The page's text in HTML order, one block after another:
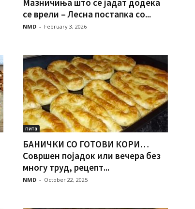
Мазничиња што се јадат додека
се врели – Лесна постапка со...
NMD - February 3, 2026
пита
БАНИЧКИ СО ГОТОВИ КОРИ…
Совршен појадок или вечера без
многу труд, рецепт...
NMD - October 22, 2025